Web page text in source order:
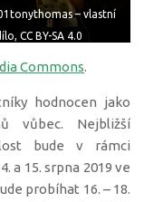
– vlastní
CC BY-SA 4.0
Commons.
hodnocen jako
vůbec. Nejbližší
bude v rámci
a 15. srpna 2019 ve
probíhat 16. – 18.